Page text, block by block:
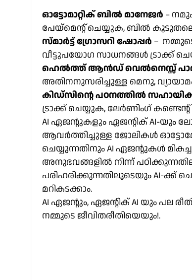
ഓട്ടോമാറ്റിക് ബിൽ മാനേജർ –
പേയ്മെന്റ് ചെയ്യുക, ബിൽ
സ്മാർട്ട് ഗ്രോസറി ഷോപ്പർ –
വീട്ടുപയോഗ സാധനങ്ങൾ ട്രാക്ക്
ഹെൽത്ത് ആൻഡ് വെൽനെസ്സ്
അതിനനുസരിച്ചുള്ള മെനു, വ്യായാമം
കിഡ്‌സിന്റെ പഠനത്തിൽ
ട്രാക്ക് ചെയ്യുക, ലേർണിംഗ്
AI ഏജന്റുകളും ഏജന്റിക്AI-യും
ആവർത്തിച്ചുള്ള ജോലികൾ
ചെയ്യുന്നതിനും AI ഏജന്റുകൾ
അനുഭവങ്ങളിൽ നിന്ന്
പരിഹരിക്കുന്നതിലൂടെയും AI-ക്ക്
മറികടക്കാം.
AI ഏജന്റും, ഏജന്റിക് AI യും പല
നമ്മുടെ ജീവിതരീതിയെയും!.